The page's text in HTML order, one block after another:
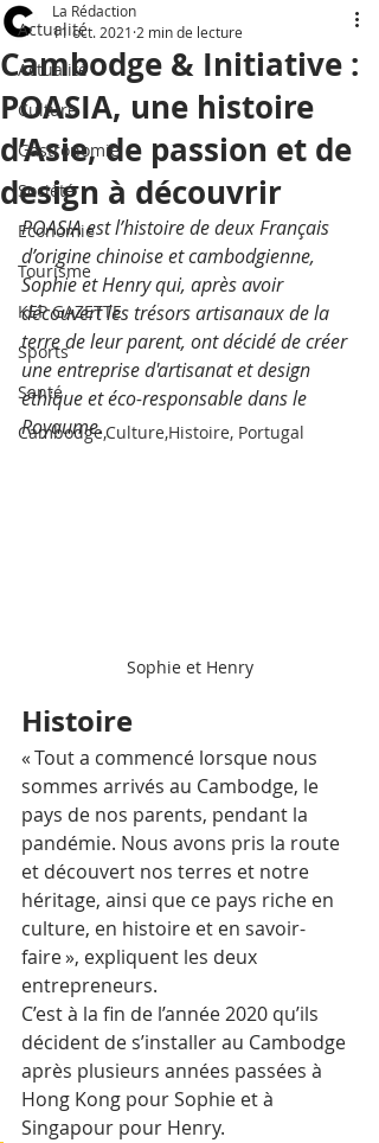
Actualité
Actualité
Culture
Gastronomie
Société
Economie
Tourisme
KEP GAZETTE
Sports
Santé
Cambodge,Culture,Histoire, Portugal
Cambodge & Initiative :
POASIA, une histoire
d’Asie, de passion et de
design à découvrir
La Rédaction
11 oct. 2021 2 min de lecture
POASIA est l’histoire de deux Français
d’origine chinoise et cambodgienne,
Sophie et Henry qui, après avoir
découvert les trésors artisanaux de la
terre de leur parent, ont décidé de créer
une entreprise d'artisanat et design
éthique et éco-responsable dans le
Royaume.
Sophie et Henry
Histoire
« Tout a commencé lorsque nous
sommes arrivés au Cambodge, le
pays de nos parents, pendant la
pandémie. Nous avons pris la route
et découvert nos terres et notre
héritage, ainsi que ce pays riche en
culture, en histoire et en savoir-
faire », expliquent les deux
entrepreneurs.
C’est à la fin de l’année 2020 qu’ils
décident de s’installer au Cambodge
après plusieurs années passées à
Hong Kong pour Sophie et à
Singapour pour Henry.